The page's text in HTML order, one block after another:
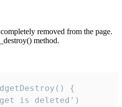
removed from the page.
method.
{
is deleted')